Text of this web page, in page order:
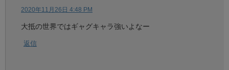
2020年11月26日 4:48 PM
大抵の世界ではギャグキャラ強いよなー
返信